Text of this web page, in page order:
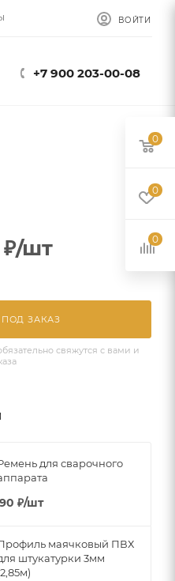
ВОЙТИ
+7 900 203-00-08
₽/шт
ПОД ЗАКАЗ
свяжутся с вами и
для сварочного
90 ₽/шт
маячковый ПВХ
штукатурки 3мм
0
0
0